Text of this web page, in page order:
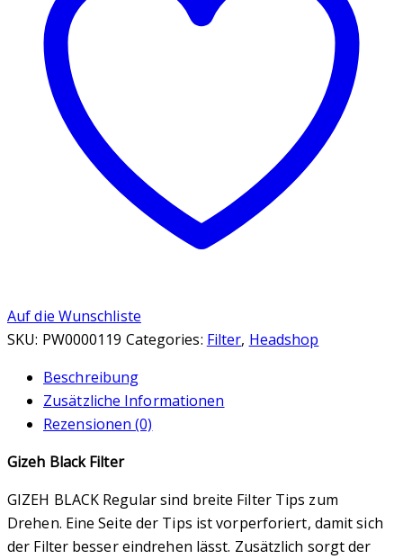
Auf die Wunschliste
SKU: PW0000119 Categories: Filter, Headshop
Beschreibung
Zusätzliche Informationen
Rezensionen (0)
Gizeh Black Filter
GIZEH BLACK Regular sind breite Filter Tips zum
Drehen. Eine Seite der Tips ist vorperforiert, damit sich
der Filter besser eindrehen lässt. Zusätzlich sorgt der